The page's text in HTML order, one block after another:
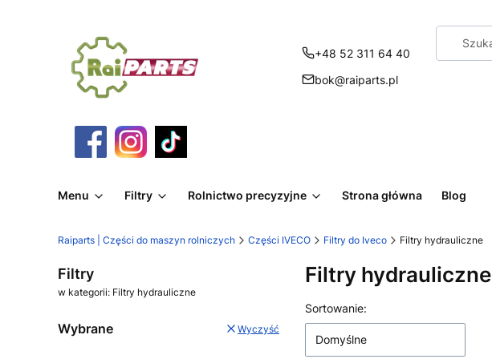
+48 52 311 64 40
bok@raiparts.pl
Menu Filtry Rolnictwo precyzyjne Strona główna Blog
Raiparts | Części do maszyn rolniczych Części IVECO Filtry do Iveco Filtry hydrauliczne
Filtry
w kategorii: Filtry hydrauliczne
Wybrane Wyczyść
Filtry hydrauliczne
Lista produktów
Sortowanie:
Domyślne